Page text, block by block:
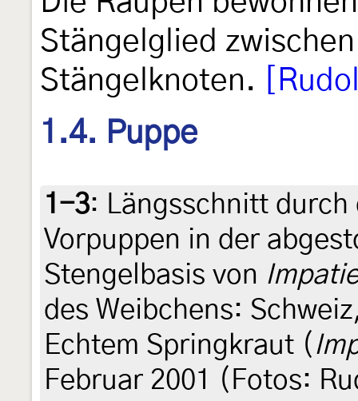
Stängelglied
Stängelknoten.
1.4. Puppe
1-3: Längsschnitt
Vorpuppen in der
Stengelbasis von
des Weibchens:
Echtem Springkraut (
Februar 2001 (Fotos: